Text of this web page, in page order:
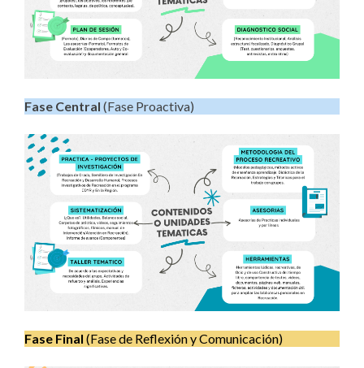
Fase Central (Fase Proactiva)
Fase Final (Fase de Reflexión y Comunicación)